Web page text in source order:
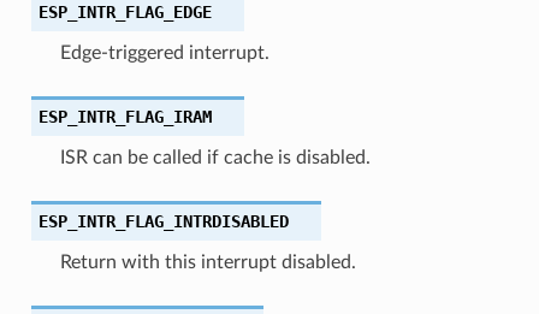
ESP_INTR_FLAG_EDGE
Edge-triggered interrupt.
ESP_INTR_FLAG_IRAM
ISR can be called if cache is disabled.
ESP_INTR_FLAG_INTRDISABLED
Return with this interrupt disabled.